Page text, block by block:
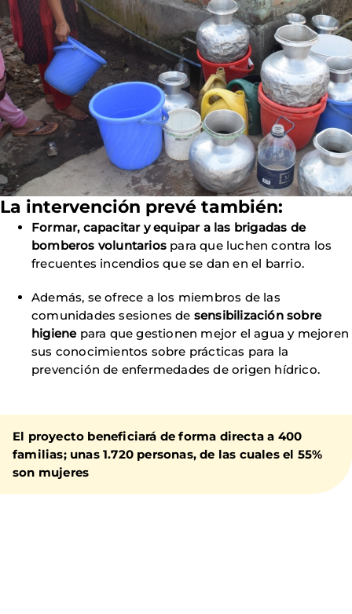
La intervención prevé también:
Formar, capacitar y equipar a las brigadas de
bomberos voluntarios para que luchen contra los
frecuentes incendios que se dan en el barrio.
Además, se ofrece a los miembros de las
comunidades sesiones de sensibilización sobre
higienepara que gestionen mejor el agua y mejoren
sus conocimientos sobre prácticas para la
prevención de enfermedades de origen hídrico.
El proyecto beneficiará de forma directa a 400
familias; unas 1.720 personas, de las cuales el 55%
son mujeres